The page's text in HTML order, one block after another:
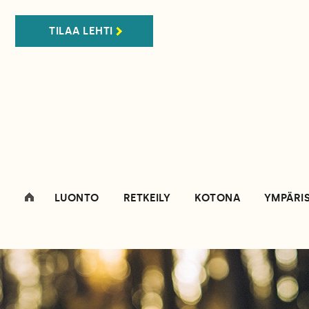
TILAA LEHTI
LUONTO RETKEILY KOTONA